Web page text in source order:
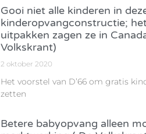
Gooi niet alle kinderen in
kinderopvangconstructie;
uitpakken zagen ze in
Volkskrant)
2 oktober 2020
Het voorstel van D’66 om gratis
zetten
Betere babyopvang alleen